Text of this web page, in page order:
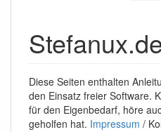
Diese Seiten enthalten
den Einsatz freier Software.
für den Eigenbedarf, höre
geholfen hat. Impressum /